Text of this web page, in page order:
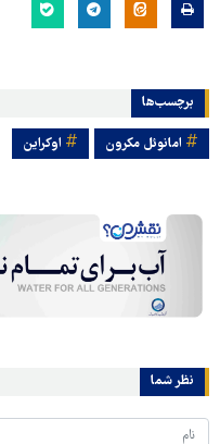
برچسب‌ها
امانوئل مکرون اوکراین
نظر شما